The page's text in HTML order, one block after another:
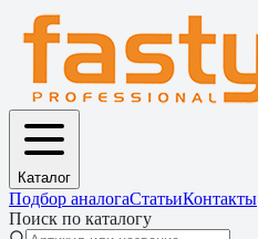
Каталог
Подбор аналогаСтатьиКонтакты
Поиск по каталогу